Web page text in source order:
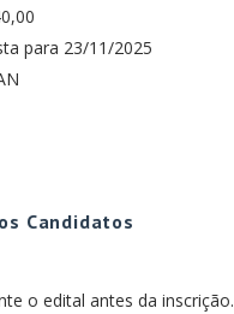
para 23/11/2025
Candidatos
o edital antes da inscrição.